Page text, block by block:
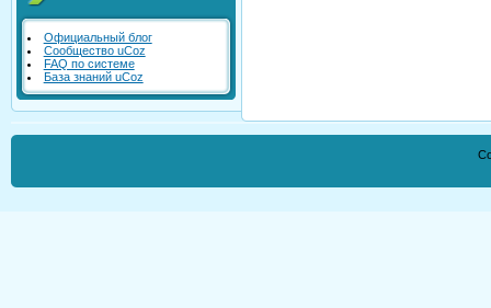
Официальный блог
Сообщество uCoz
FAQ по системе
База знаний uCoz